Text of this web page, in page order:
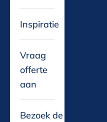
Inspiratie
Vraag
offerte
aan
Bezoek de